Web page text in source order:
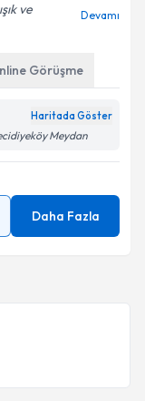
ve
Devamı
Görüşme
Haritada Göster
Meydan
Daha Fazla